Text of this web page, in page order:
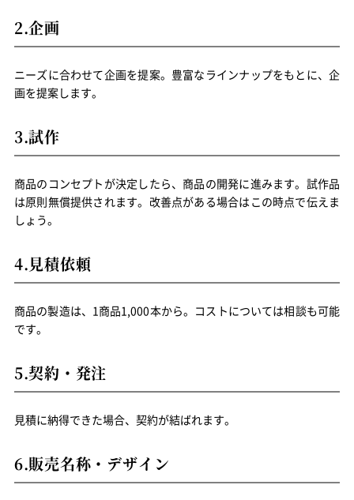
2.企画
ニーズに合わせて企画を提案。豊富なラインナップをもとに、企
画を提案します。
3.試作
商品のコンセプトが決定したら、商品の開発に進みます。試作品
は原則無償提供されます。改善点がある場合はこの時点で伝えま
しょう。
4.見積依頼
商品の製造は、1商品1,000本から。コストについては相談も可能
です。
5.契約・発注
見積に納得できた場合、契約が結ばれます。
6.販売名称・デザイン